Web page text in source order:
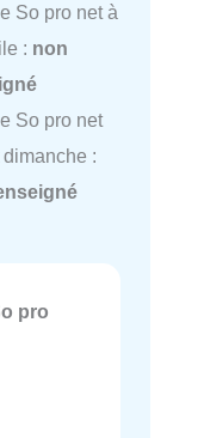
So pro net à
: non
So pro net
:
pro